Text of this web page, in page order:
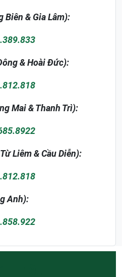
Biên & Gia Lâm):
& Hoài Đức):
Mai & Thanh Trì):
Liêm & Cầu Diễn):
Anh):